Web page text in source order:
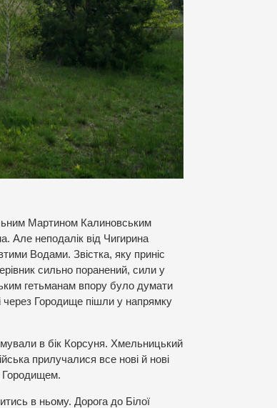
Мартином Калиновським
Але неподалік від Чигирина
Водами. Звістка, яку приніс
сильно поранений, сили у
гетьманам впору було думати
через Городище пішли у напрямку
в бік Корсуня. Хмельницький
прилучалися все нові й нові
Городищем.
в ньому. Дорога до Білої